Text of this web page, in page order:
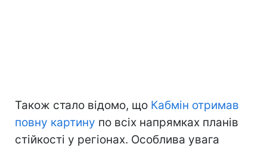
Також стало відомо, що Кабмін отримав
повну картину по всіх напрямках планів
стійкості у регіонах. Особлива увага